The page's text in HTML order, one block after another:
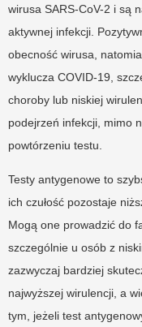
wirusa SARS-CoV-2 i są
aktywnej infekcji.
obecność wirusa,
wyklucza COVID-19,
choroby lub niskiej
podejrzeń infekcji, mimo
powtórzeniu testu.
Testy antygenowe to
ich czułość pozostaje
Mogą one prowadzić do
szczególnie u osób z
zazwyczaj bardziej
najwyższej wirulencji, a
tym, jeżeli test